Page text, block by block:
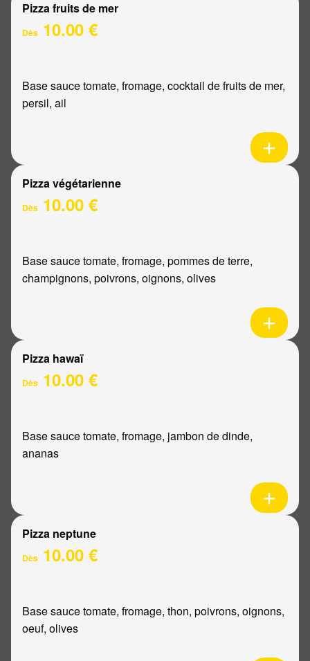
Pizza fruits de mer
Dès 10.00 €
Base sauce tomate, fromage, cocktail de fruits de mer,
persil, ail
Pizza végétarienne
Dès 10.00 €
Base sauce tomate, fromage, pommes de terre,
champignons, poivrons, oignons, olives
Pizza hawaï
Dès 10.00 €
Base sauce tomate, fromage, jambon de dinde,
ananas
Pizza neptune
Dès 10.00 €
Base sauce tomate, fromage, thon, poivrons, oignons,
oeuf, olives